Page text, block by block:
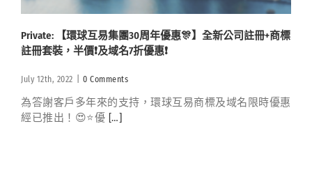
Private: 【環球互易集團30周年優惠🎊】全新公司註冊+商標
註冊套裝，半價❗️及域名7折優惠❗️
July 12th, 2022 0 Comments
為答謝客戶多年來的支持，環球互易商標及域名限時優惠
經已推出！😍⭐️優 […]